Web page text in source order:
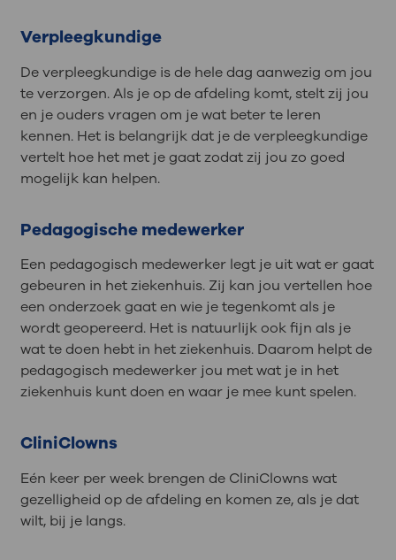
Verpleegkundige
De verpleegkundige is de hele dag aanwezig om jou
te verzorgen. Als je op de afdeling komt, stelt zij jou
en je ouders vragen om je wat beter te leren
kennen. Het is belangrijk dat je de verpleegkundige
vertelt hoe het met je gaat zodat zij jou zo goed
mogelijk kan helpen.
Pedagogische medewerker
Een pedagogisch medewerker legt je uit wat er gaat
gebeuren in het ziekenhuis. Zij kan jou vertellen hoe
een onderzoek gaat en wie je tegenkomt als je
wordt geopereerd. Het is natuurlijk ook fijn als je
wat te doen hebt in het ziekenhuis. Daarom helpt de
pedagogisch medewerker jou met wat je in het
ziekenhuis kunt doen en waar je mee kunt spelen.
CliniClowns
Eén keer per week brengen de CliniClowns wat
gezelligheid op de afdeling en komen ze, als je dat
wilt, bij je langs.